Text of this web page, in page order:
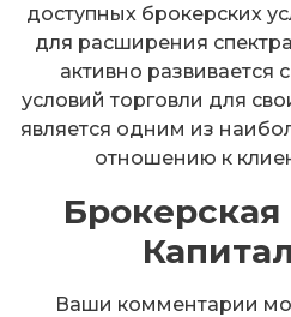
доступных брокерских
для расширения
активно развивается
условий торговли для
является одним из
отношению к
Ваши комментарии